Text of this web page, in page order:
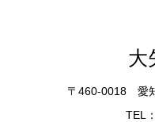
大
〒460-0018 愛
TEL